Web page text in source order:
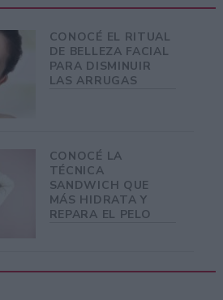
CONOCÉ EL RITUAL
DE BELLEZA FACIAL
PARA DISMINUIR
LAS ARRUGAS
CONOCÉ LA
TÉCNICA
SANDWICH QUE
MÁS HIDRATA Y
REPARA EL PELO